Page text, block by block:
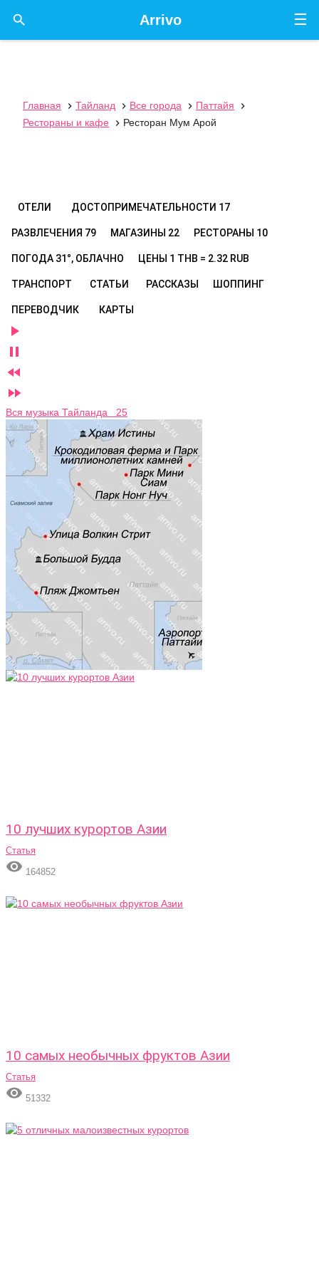
☰
Arrivo

Главная  Тайланд  Все города  Паттайя

Рестораны и кафе
 Ресторан Мум Арой
ОТЕЛИ ДОСТОПРИМЕЧАТЕЛЬНОСТИ 17
РАЗВЛЕЧЕНИЯ 79 МАГАЗИНЫ 22 РЕСТОРАНЫ 10
ПОГОДА 31°, ОБЛАЧНО ЦЕНЫ 1 THB = 2.32 RUB
ТРАНСПОРТ СТАТЬИ РАССКАЗЫ ШОППИНГ
ПЕРЕВОДЧИК КАРТЫ




Вся музыка Тайланда 25
10 лучших курортов Азии
Статья
 164852
10 самых необычных фруктов Азии
Статья
 51332